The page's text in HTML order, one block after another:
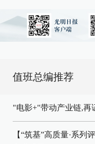
值班总编推荐
"电影+"带动产业链,再
【“筑基”高质量·系